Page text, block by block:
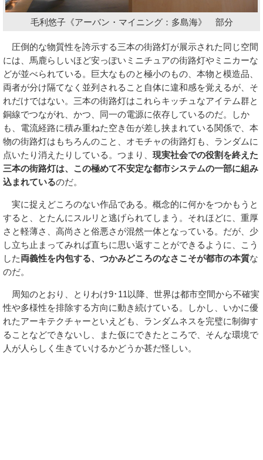
毛利悠子《アーバン・マイニング：多島海》 部分
圧倒的な物質性を誇示する三本の街路灯が展示された同じ空間
には、馬鹿らしいほど安っぽいミニチュアの街路灯やミニカーな
どが並べられている。巨大なものと極小のもの、本物と模造品、
両者が分け隔てなく並列されること自体に違和感を覚えるが、そ
れだけではない。三本の街路灯はこれらキッチュなアイテム群と
銅線でつながれ、かつ、同一の電源に依存しているのだ。しか
も、電流経路に積み重ねた空き缶が差し挟まれている関係で、本
物の街路灯はもちろんのこと、オモチャの街路灯も、ランダムに
点いたり消えたりしている。つまり、 現実社会での役割を終えた
三本の街路灯は、この極めて不安定な都市システムの一部に組み
込まれているのだ。
実に捉えどころのない作品である。概念的に何かをつかもうと
すると、とたんにスルリと逃げられてしまう。それほどに、重厚
さと軽薄さ、高尚さと俗悪さが混然一体となっている。だが、少
し立ち止まってみれば直ちに思い返すことができるように、こう
した両義性を内包する、つかみどころのなさこそが都市の本質な
のだ。
周知のとおり、とりわけ9･11以降、世界は都市空間から不確実
性や多様性を排除する方向に動き続けている。しかし、いかに優
れたアーキテクチャーといえども、ランダムネスを完璧に制御す
ることなどできないし、また仮にできたところで、そんな環境で
人が人らしく生きていけるかどうか甚だ怪しい。